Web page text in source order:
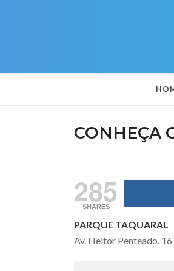
CONHEÇA
285
SHARES
PARQUE TAQUARAL
Av. Heitor Penteado,